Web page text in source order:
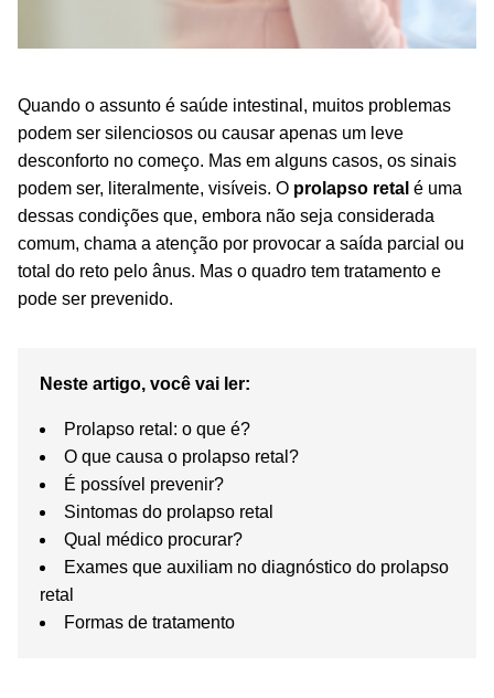
Quando o assunto é saúde intestinal, muitos problemas
podem ser silenciosos ou causar apenas um leve
desconforto no começo. Mas em alguns casos, os sinais
podem ser, literalmente, visíveis. O prolapso retal é uma
dessas condições que, embora não seja considerada
comum, chama a atenção por provocar a saída parcial ou
total do reto pelo ânus. Mas o quadro tem tratamento e
pode ser prevenido.
Neste artigo, você vai ler:
Prolapso retal: o que é?
O que causa o prolapso retal?
É possível prevenir?
Sintomas do prolapso retal
Qual médico procurar?
Exames que auxiliam no diagnóstico do prolapso
retal
Formas de tratamento